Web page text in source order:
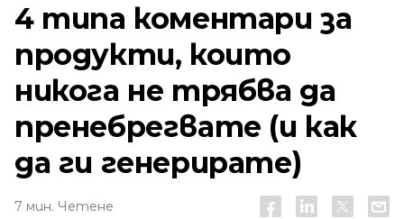
4 типа коментари за
продукти, които
никога не трябва да
пренебрегвате (и как
да ги генерирате)
7 мин. Четене